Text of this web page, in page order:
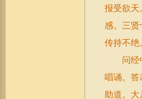
报受欲天
感。三
传持不
问经中
唱诵。答
助道。大